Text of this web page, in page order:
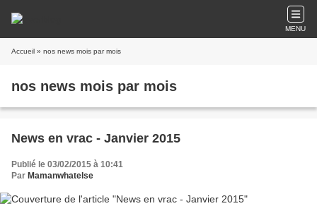
MENU
Accueil » nos news mois par mois
nos news mois par mois
News en vrac - Janvier 2015
Publié le 03/02/2015 à 10:41
Par Mamanwhatelse